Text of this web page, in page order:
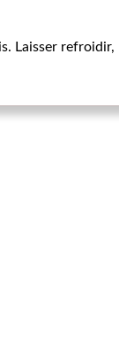
Laisser